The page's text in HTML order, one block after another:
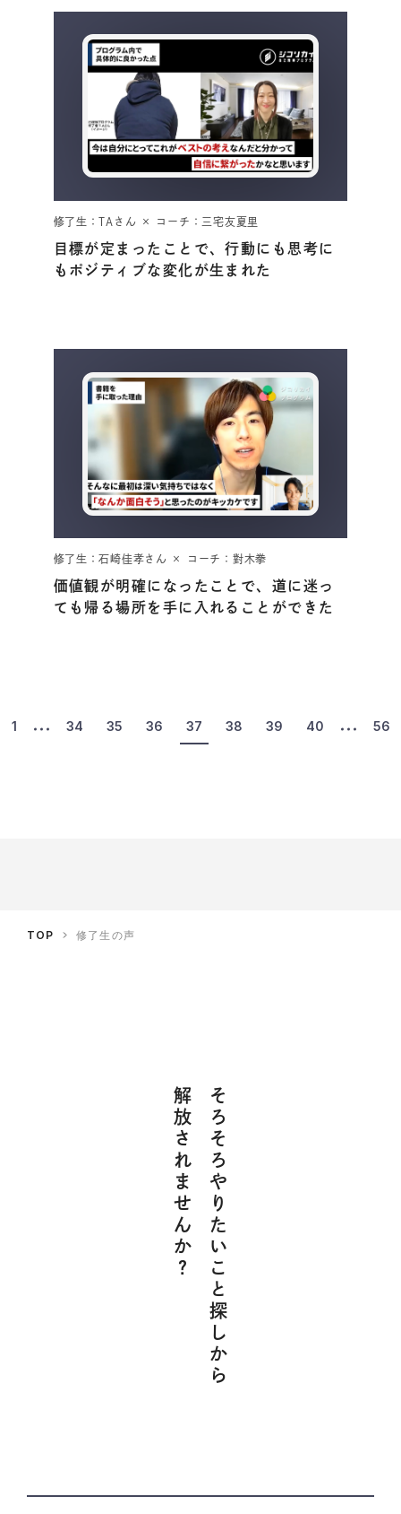
修了生：TAさん × コーチ：三宅友夏里
目標が定まったことで、行動にも思考に
もポジティブな変化が生まれた
修了生：石崎佳孝さん × コーチ：對木拳
価値観が明確になったことで、道に迷っ
ても帰る場所を手に入れることができた
1 34 35 36 37 38 39 40 56
TOP 修了生の声
そろそろやりたいこと探しから
解放されませんか？